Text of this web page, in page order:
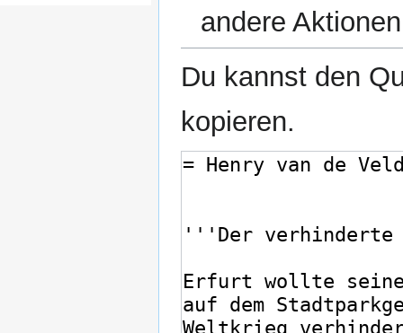
andere
Du kannst den
kopieren.